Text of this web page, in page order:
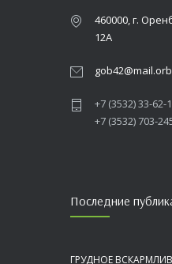
460000, г.
12А
+7 (3532) 33-62-
+7 (3532) 703-
Последние